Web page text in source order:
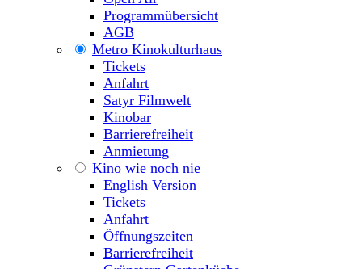
Programmübersicht
AGB
Metro Kinokulturhaus
Tickets
Anfahrt
Satyr Filmwelt
Kinobar
Barrierefreiheit
Anmietung
Kino wie noch nie
English Version
Tickets
Anfahrt
Öffnungszeiten
Barrierefreiheit